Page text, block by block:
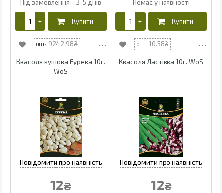
9242.98 10.58
Квасоля кущова Еурека 10г.
WoS
12₴
Квасоля Ластівка 10г. WoS
12₴